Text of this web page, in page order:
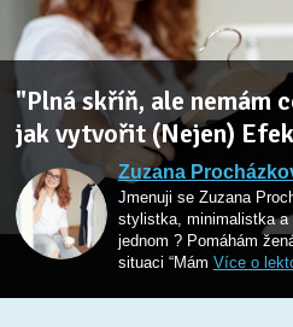
"Plná skříň, ale nemám
jak vytvořit (Nejen)
Zuzana
Jmenuji se Zuzana
stylistka, minimalistka
jednom ? Pomáhám
situaci “Mám Více o